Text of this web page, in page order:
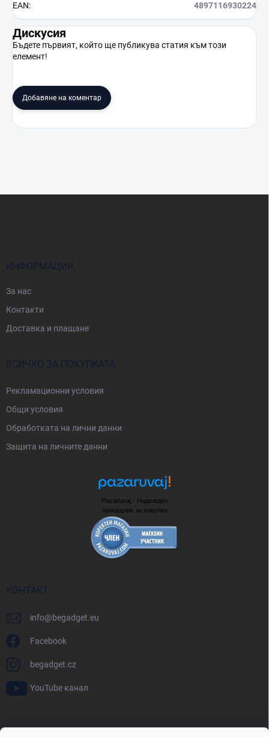
EAN: 4897116930224
Дискусия
Бъдете първият, който ще публикува статия към този
елемент!
Добавяне на коментар
ИНФОРМАЦИЯ
За нас
Контакти
Доставка и плащане
ВСИЧКО ЗА ПОКУПКАТА
Рекламационни условия
Общи условия
Oбработката на лични данни
Защита на личните данни
Pazaruvaj - Надежден
помощник за покупки
КОНТАКТ
info@begadget.eu
Facebook
begadget.cz
YouTube канал